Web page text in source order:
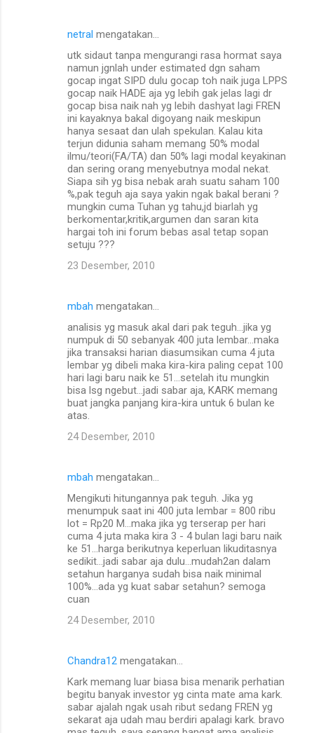
netral mengatakan…
utk sidaut tanpa mengurangi rasa hormat saya
namun jgnlah under estimated dgn saham
gocap ingat SIPD dulu gocap toh naik juga LPPS
gocap naik HADE aja yg lebih gak jelas lagi dr
gocap bisa naik nah yg lebih dashyat lagi FREN
ini kayaknya bakal digoyang naik meskipun
hanya sesaat dan ulah spekulan. Kalau kita
terjun didunia saham memang 50% modal
ilmu/teori(FA/TA) dan 50% lagi modal keyakinan
dan sering orang menyebutnya modal nekat.
Siapa sih yg bisa nebak arah suatu saham 100
%,pak teguh aja saya yakin ngak bakal berani ?
mungkin cuma Tuhan yg tahu,jd biarlah yg
berkomentar,kritik,argumen dan saran kita
hargai toh ini forum bebas asal tetap sopan
setuju ???
23 Desember, 2010
mbah mengatakan…
analisis yg masuk akal dari pak teguh...jika yg
numpuk di 50 sebanyak 400 juta lembar...maka
jika transaksi harian diasumsikan cuma 4 juta
lembar yg dibeli maka kira-kira paling cepat 100
hari lagi baru naik ke 51...setelah itu mungkin
bisa lsg ngebut...jadi sabar aja, KARK memang
buat jangka panjang kira-kira untuk 6 bulan ke
atas.
24 Desember, 2010
mbah mengatakan…
Mengikuti hitungannya pak teguh. Jika yg
menumpuk saat ini 400 juta lembar = 800 ribu
lot = Rp20 M...maka jika yg terserap per hari
cuma 4 juta maka kira 3 - 4 bulan lagi baru naik
ke 51...harga berikutnya keperluan likuditasnya
sedikit...jadi sabar aja dulu...mudah2an dalam
setahun harganya sudah bisa naik minimal
100%...ada yg kuat sabar setahun? semoga
cuan
24 Desember, 2010
Chandra12 mengatakan…
Kark memang luar biasa bisa menarik perhatian
begitu banyak investor yg cinta mate ama kark.
sabar ajalah ngak usah ribut sedang FREN yg
sekarat aja udah mau berdiri apalagi kark. bravo